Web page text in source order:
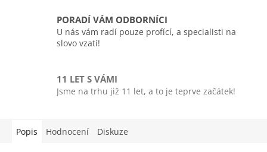
PORADÍ VÁM ODBORNÍCI
U nás vám radí pouze profící, a specialisti na
slovo vzatí!
11 LET S VÁMI
Jsme na trhu již 11 let, a to je teprve začátek!
Popis Hodnocení Diskuze